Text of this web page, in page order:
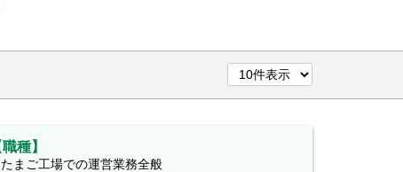
職種】
たまご工場での運営業務全般